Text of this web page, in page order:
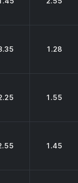
1.28
1.55
1.45